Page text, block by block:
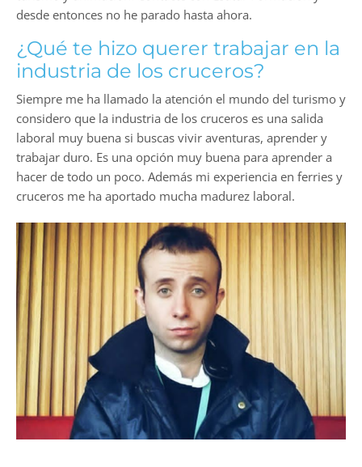
desde entonces no he parado hasta ahora.
¿Qué te hizo querer trabajar en la
industria de los cruceros?
Siempre me ha llamado la atención el mundo del turismo y
considero que la industria de los cruceros es una salida
laboral muy buena si buscas vivir aventuras, aprender y
trabajar duro. Es una opción muy buena para aprender a
hacer de todo un poco. Además mi experiencia en ferries y
cruceros me ha aportado mucha madurez laboral.